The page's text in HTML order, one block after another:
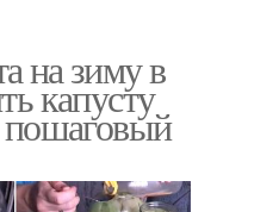
на зиму в
капусту